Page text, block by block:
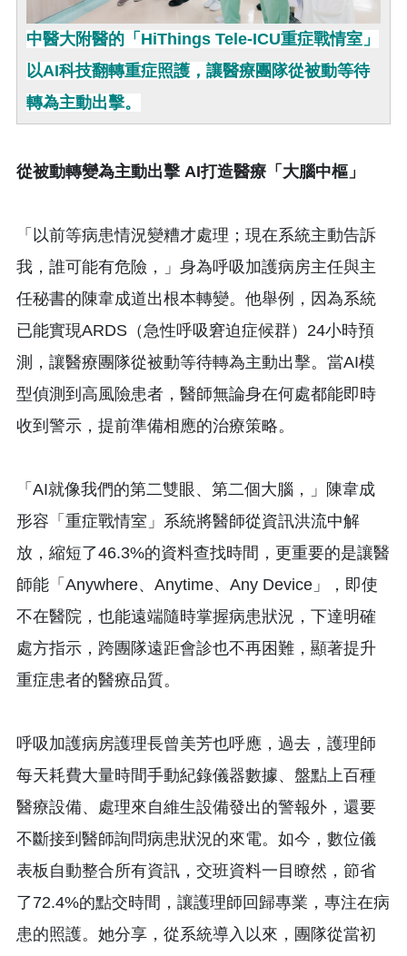
中醫大附醫的「HiThings Tele-ICU重症戰情室」
以AI科技翻轉重症照護，讓醫療團隊從被動等待
轉為主動出擊。
從被動轉變為主動出擊 AI打造醫療「大腦中樞」
「以前等病患情況變糟才處理；現在系統主動告訴
我，誰可能有危險，」身為呼吸加護病房主任與主
任秘書的陳韋成道出根本轉變。他舉例，因為系統
已能實現ARDS（急性呼吸窘迫症候群）24小時預
測，讓醫療團隊從被動等待轉為主動出擊。當AI模
型偵測到高風險患者，醫師無論身在何處都能即時
收到警示，提前準備相應的治療策略。
「AI就像我們的第二雙眼、第二個大腦，」陳韋成
形容「重症戰情室」系統將醫師從資訊洪流中解
放，縮短了46.3%的資料查找時間，更重要的是讓醫
師能「Anywhere、Anytime、Any Device」，即使
不在醫院，也能遠端隨時掌握病患狀況，下達明確
處方指示，跨團隊遠距會診也不再困難，顯著提升
重症患者的醫療品質。
呼吸加護病房護理長曾美芳也呼應，過去，護理師
每天耗費大量時間手動紀錄儀器數據、盤點上百種
醫療設備、處理來自維生設備發出的警報外，還要
不斷接到醫師詢問病患狀況的來電。如今，數位儀
表板自動整合所有資訊，交班資料一目瞭然，節省
了72.4%的點交時間，讓護理師回歸專業，專注在病
患的照護。她分享，從系統導入以來，團隊從當初